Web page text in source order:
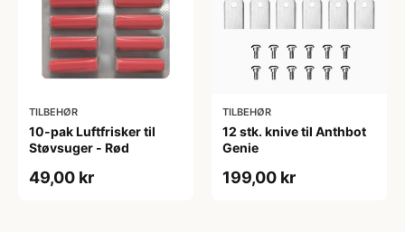
TILBEHØR
10-pak Luftfrisker til
Støvsuger - Rød
49,00 kr
TILBEHØR
12 stk. knive til Anthbot
Genie
199,00 kr